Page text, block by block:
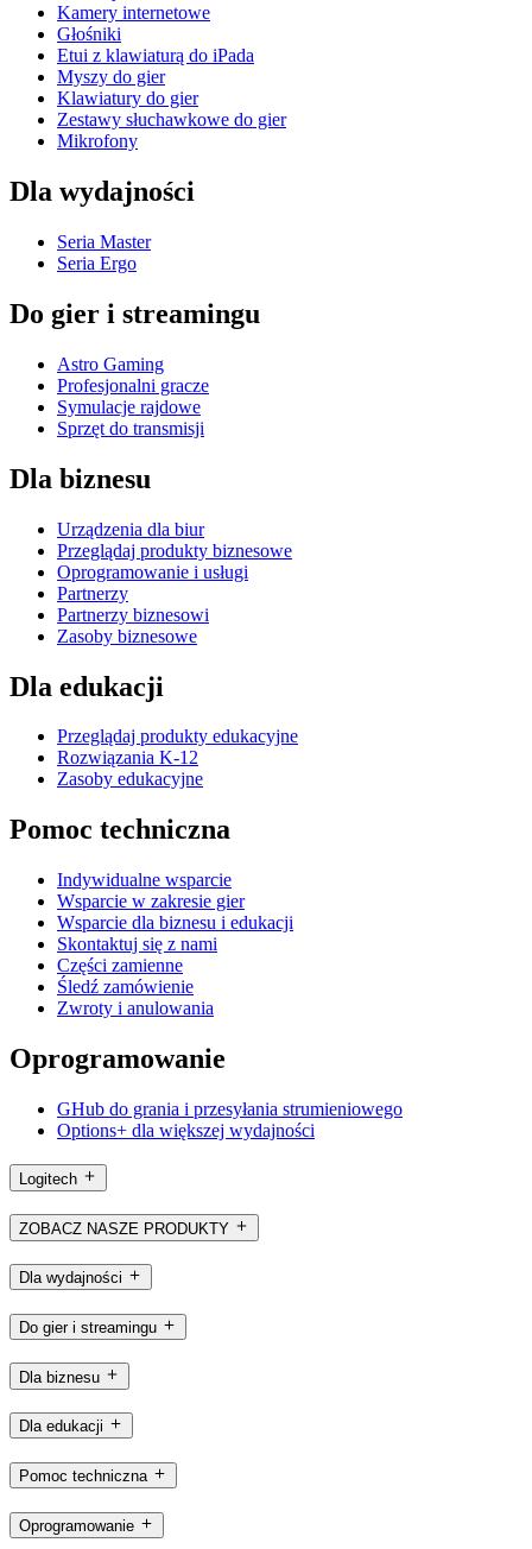
Kamery internetowe
Głośniki
Etui z klawiaturą do iPada
Myszy do gier
Klawiatury do gier
Zestawy słuchawkowe do gier
Mikrofony
Dla wydajności
Seria Master
Seria Ergo
Do gier i streamingu
Astro Gaming
Profesjonalni gracze
Symulacje rajdowe
Sprzęt do transmisji
Dla biznesu
Urządzenia dla biur
Przeglądaj produkty biznesowe
Oprogramowanie i usługi
Partnerzy
Partnerzy biznesowi
Zasoby biznesowe
Dla edukacji
Przeglądaj produkty edukacyjne
Rozwiązania K-12
Zasoby edukacyjne
Pomoc techniczna
Indywidualne wsparcie
Wsparcie w zakresie gier
Wsparcie dla biznesu i edukacji
Skontaktuj się z nami
Części zamienne
Śledź zamówienie
Zwroty i anulowania
Oprogramowanie
GHub do grania i przesyłania strumieniowego
Options+ dla większej wydajności
Logitech
ZOBACZ NASZE PRODUKTY
Dla wydajności
Do gier i streamingu
Dla biznesu
Dla edukacji
Pomoc techniczna
Oprogramowanie